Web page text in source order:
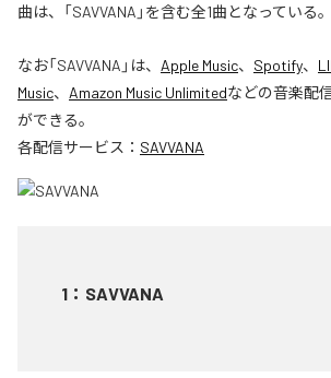
曲は、「SAVVANA」を含む全1曲となっている。
なお「SAVVANA 」は、 Apple Music、 Spotify、
Music、 Amazon Music Unlimitedなどの音楽配
ができる。
各配信サービス： SAVVANA
1 ： SAVVANA